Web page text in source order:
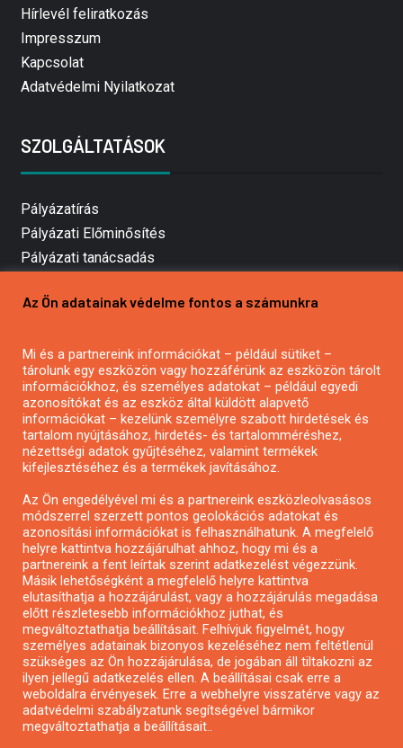
Hírlevél feliratkozás
Impresszum
Kapcsolat
Adatvédelmi Nyilatkozat
SZOLGÁLTATÁSOK
Pályázatírás
Pályázati Előminősítés
Pályázati tanácsadás
Mezőgazdasági pályázatírás
Pályázatírás civil szervezeteknek
Pályázatírás önkormányzatoknak
Pályázatfigyelés
Specifikus pályázatfigyelés vagy hírlevél
Pályázatok magánszemélyeknek
Pályázatok civil szervezeteknek
Pályázatok vállalkozásoknak
Önkormányzati pályázatok
Mezőgazdasági pályázatok
Falusi turizmus pályázatok
Napelem pályázatok
GINOP pályázatok
Az Ön adatainak védelme fontos a számunkra
Mi és a partnereink információkat – például sütiket –
tárolunk egy eszközön vagy hozzáférünk az eszközön tárolt
információkhoz, és személyes adatokat – például egyedi
azonosítókat és az eszköz által küldött alapvető
információkat – kezelünk személyre szabott hirdetések és
tartalom nyújtásához, hirdetés- és tartalomméréshez,
nézettségi adatok gyűjtéséhez, valamint termékek
kifejlesztéséhez és a termékek javításához.
Az Ön engedélyével mi és a partnereink eszközleolvasásos
módszerrel szerzett pontos geolokációs adatokat és
azonosítási információkat is felhasználhatunk. A megfelelő
helyre kattintva hozzájárulhat ahhoz, hogy mi és a
partnereink a fent leírtak szerint adatkezelést végezzünk.
Másik lehetőségként a megfelelő helyre kattintva
elutasíthatja a hozzájárulást, vagy a hozzájárulás megadása
előtt részletesebb információkhoz juthat, és
megváltoztathatja beállításait. Felhívjuk figyelmét, hogy
személyes adatainak bizonyos kezeléséhez nem feltétlenül
szükséges az Ön hozzájárulása, de jogában áll tiltakozni az
ilyen jellegű adatkezelés ellen. A beállításai csak erre a
weboldalra érvényesek. Erre a webhelyre visszatérve vagy az
adatvédelmi szabályzatunk segítségével bármikor
megváltoztathatja a beállításait..